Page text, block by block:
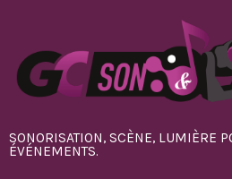
SONORISATION, SCÈNE, LUMIÈRE
ÉVÉNEMENTS.